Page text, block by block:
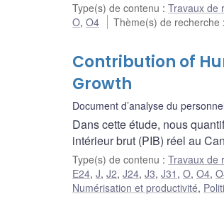
Type(s) de contenu : Travaux de
O, O4 Thème(s) de recherche :
Contribution of
Growth
Document d’analyse du
Dans cette étude, nous
intérieur brut (PIB) réel au
Type(s) de contenu : Travaux de
E24, J, J2, J24, J3, J31 , O, O4,
Numérisation et productivité,